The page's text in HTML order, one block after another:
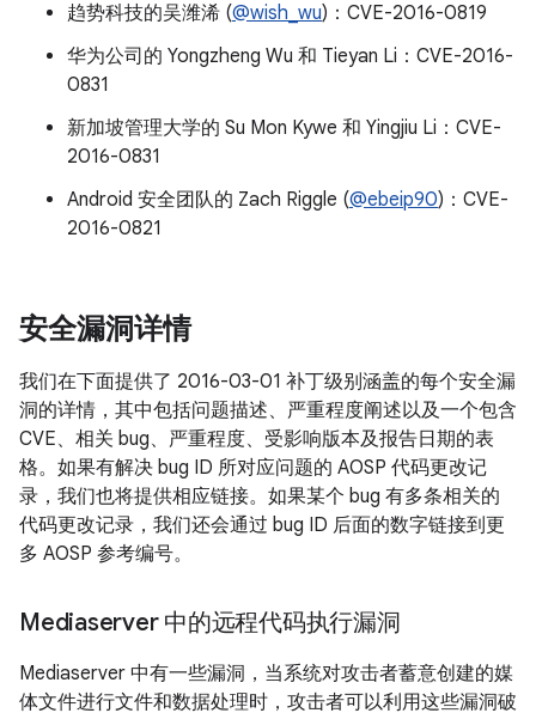
趋势科技的吴潍浠 (@wish_wu)：CVE-2016-0819
华为公司的 Yongzheng Wu 和 Tieyan Li：CVE-2016-
0831
新加坡管理大学的 Su Mon Kywe 和 Yingjiu Li：CVE-
2016-0831
Android 安全团队的 Zach Riggle (@ebeip90)：CVE-
2016-0821
安全漏洞详情
我们在下面提供了 2016-03-01 补丁级别涵盖的每个安全漏
洞的详情，其中包括问题描述、严重程度阐述以及一个包含
CVE、相关 bug、严重程度、受影响版本及报告日期的表
格。如果有解决 bug ID 所对应问题的 AOSP 代码更改记
录，我们也将提供相应链接。如果某个 bug 有多条相关的
代码更改记录，我们还会通过 bug ID 后面的数字链接到更
多 AOSP 参考编号。
Mediaserver 中的远程代码执行漏洞
Mediaserver 中有一些漏洞，当系统对攻击者蓄意创建的媒
体文件进行文件和数据处理时，攻击者可以利用这些漏洞破